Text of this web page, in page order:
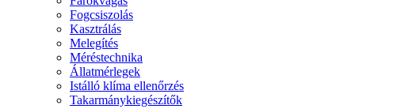
Fogcsiszolás
Kasztrálás
Melegítés
Méréstechnika
Állatmérlegek
Istálló klíma ellenőrzés
Takarmánykiegészítők